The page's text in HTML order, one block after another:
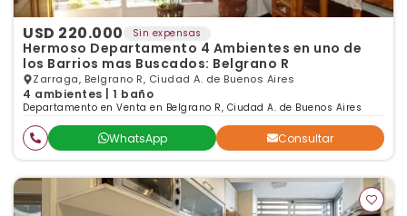
USD 220.000 Sin expensas
Hermoso Departamento 4 Ambientes en uno de
los Barrios mas Buscados: Belgrano R
Zarraga, Belgrano R, Ciudad A. de Buenos Aires
4 ambientes | 1 baño
Departamento en Venta en Belgrano R, Ciudad A. de Buenos Aires
WhatsApp Consultar